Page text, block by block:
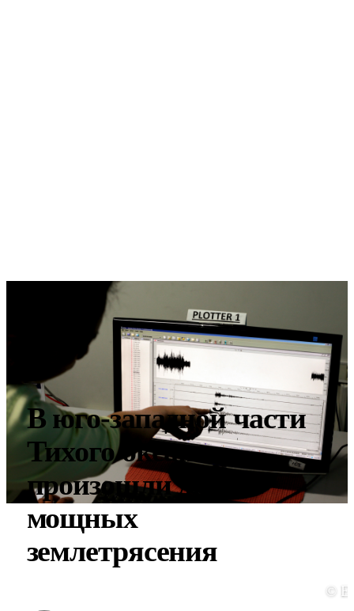
В юго-западной части
Тихого океана
произошли два
мощных
землетрясения
©